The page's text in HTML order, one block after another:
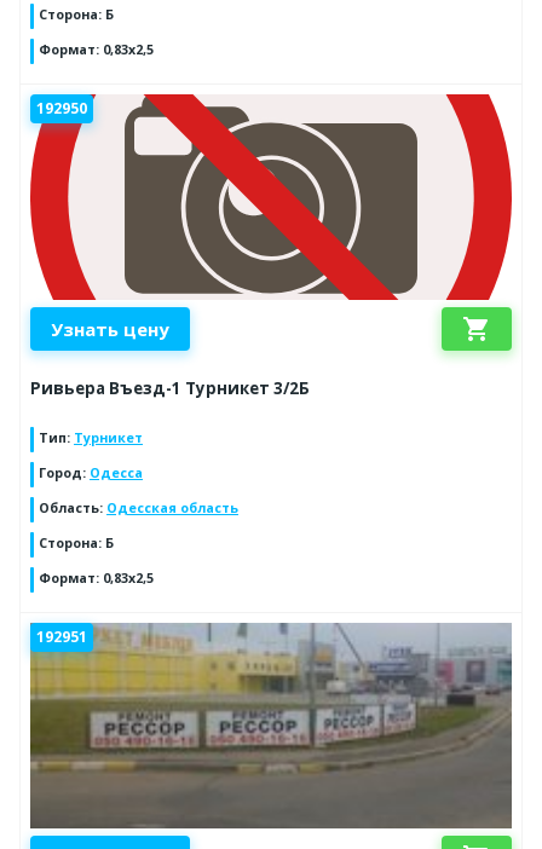
Сторона: Б
Формат: 0,83х2,5
192950
Узнать цену shopping_cart
Ривьера Въезд-1 Турникет 3/2Б
Тип: Турникет
Город: Одесса
Область: Одесская область
Сторона: Б
Формат: 0,83х2,5
192951